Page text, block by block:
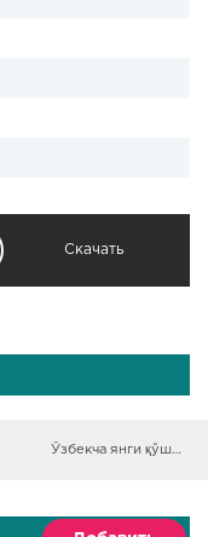
Скачать
Ўзбекча янги қўшиқлар